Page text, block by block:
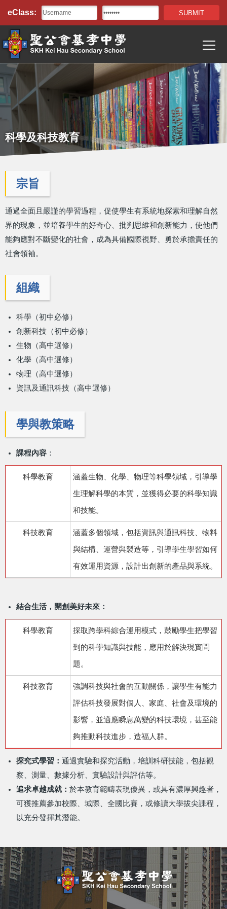
移至主內容
eClass:
navigation
科學及科技教育
宗旨
通過全面且嚴謹的學習過程，促使學生有系統地探索和理解自然
界的現象，並培養學生的好奇心、批判思維和創新能力，使他們
能夠應對不斷變化的社會，成為具備國際視野、勇於承擔責任的
社會領袖。
組織
科學（初中必修）
創新科技（初中必修）
生物（高中選修）
化學（高中選修）
物理（高中選修）
資訊及通訊科技（高中選修）
學與教策略
課程內容：
科學教育 涵蓋生物、化學、物理等科學領域，引導學
生理解科學的本質，並獲得必要的科學知識
和技能。
科技教育 涵蓋多個領域，包括資訊與通訊科技、物料
與結構、運營與製造等，引導學生學習如何
有效運用資源，設計出創新的產品與系統。
結合生活，開創美好未來：
科學教育 採取跨學科綜合運用模式，鼓勵學生把學習
到的科學知識與技能，應用於解決現實問
題。
科技教育 強調科技與社會的互動關係，讓學生有能力
評估科技發展對個人、家庭、社會及環境的
影響，並適應瞬息萬變的科技環境，甚至能
夠推動科技進步，造福人群。
探究式學習： 通過實驗和探究活動，培訓科研技能，包括觀
察、測量、數據分析、實驗設計與評估等。
追求卓越成就： 於本教育範疇表現優異，或具有濃厚興趣者，
可獲推薦參加校際、城際、全國比賽，或修讀大學拔尖課程，
以充分發揮其潛能。